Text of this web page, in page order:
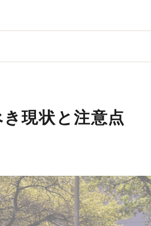
現状と注意点